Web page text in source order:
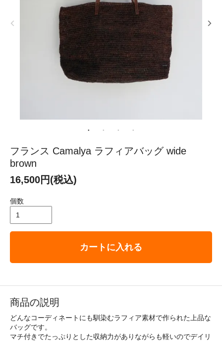
フランス Camalya ラフィアバッグ wide
brown
16,500円(税込)
個数
カートに入れる
商品の説明
どんなコーディネートにも馴染むラフィア素材で作られた上品な
バッグです。
マチ付きでたっぷりとした収納力がありながらも軽いのでデイリ